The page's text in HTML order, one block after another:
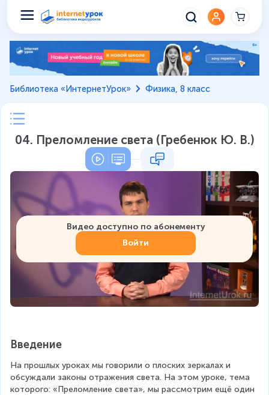
Библиотека «ИнтернетУрок» Физика, 8 класс
04. Преломление света (Гребенюк Ю. В.)
Видео доступно по абонементу
Войти
Введение
На прошлых уроках мы говорили о плоских зеркалах и
обсуждали законы отражения света. На этом уроке, тема
которого: «Преломление света», мы рассмотрим ещё один